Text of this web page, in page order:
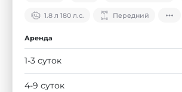
1.8 л 180 л.с. Передний
Аренда
1-3 суток
4-9 суток